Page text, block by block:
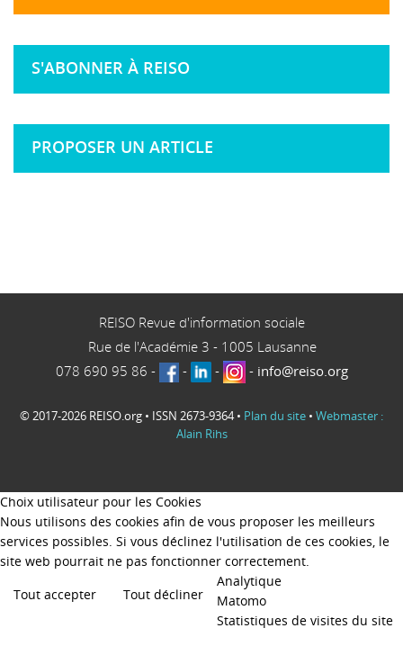
S'ABONNER À REISO
PROPOSER UN ARTICLE
REISO Revue d'information sociale
Rue de l'Académie 3 - 1005 Lausanne
078 690 95 86 - - - - info@reiso.org
© 2017-2026 REISO.org • ISSN 2673-9364 • Plan du site • Webmaster :
Alain Rihs
Choix utilisateur pour les Cookies
Nous utilisons des cookies afin de vous proposer les meilleurs
services possibles. Si vous déclinez l'utilisation de ces cookies, le
site web pourrait ne pas fonctionner correctement.
Tout accepter
Tout décliner
Analytique
Matomo
Statistiques de visites du site